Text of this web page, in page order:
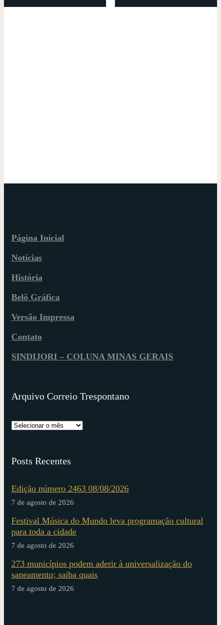
Página Inicial
Notícias
História
Belô Gráfica
Versão Impressa
Contato
SINDIJORI – COLUNA MINAS GERAIS
Arquivo Correio Trespontano
Posts Recentes
Edição número 2463 08/08/2026
7 de agosto de 2026
Festival Música do Mundo leva programação cultural
para toda a cidade
7 de agosto de 2026
273 municípios podem aderir à universalização do
saneamento; saiba quais
7 de agosto de 2026